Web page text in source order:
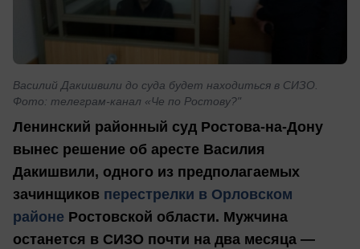
Василий Дакишвили до суда будет находиться в СИЗО.
Фото: телеграм-канал «Че по Ростову?"
Ленинский районный суд Ростова-на-Дону
вынес решение об аресте Василия
Дакишвили, одного из предполагаемых
зачинщиков перестрелки в Орловском
районе Ростовской области. Мужчина
останется в СИЗО почти на два месяца —